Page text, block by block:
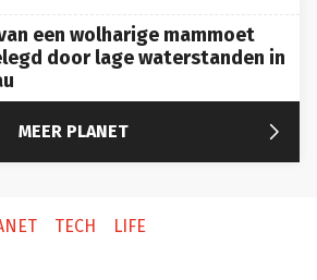
een wolharige mammoet
door lage waterstanden in
MEER PLANET 
TECH LIFE